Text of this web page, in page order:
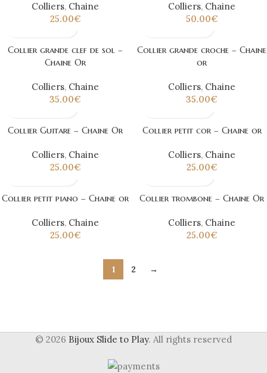
Colliers, Chaine
25.00€
Colliers, Chaine
50.00€
Collier grande clef de sol –
Chaine Or
Colliers, Chaine
35.00€
Collier grande croche – Chaine
or
Colliers, Chaine
35.00€
Collier Guitare – Chaine Or
Colliers, Chaine
25.00€
Collier petit cor – Chaine or
Colliers, Chaine
25.00€
Collier petit piano – Chaine or
Colliers, Chaine
25.00€
Collier trombone – Chaine Or
Colliers, Chaine
25.00€
1 2 →
© 2026 Bijoux Slide to Play. All rights reserved